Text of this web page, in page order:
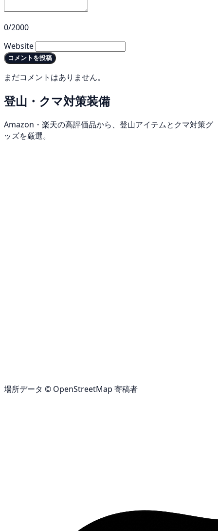
0/2000
Website
コメントを投稿
まだコメントはありません。
登山・クマ対策装備
Amazon・楽天の高評価品から、登山アイテムとクマ対策グ
ッズを厳選。
場所データ © OpenStreetMap 寄稿者